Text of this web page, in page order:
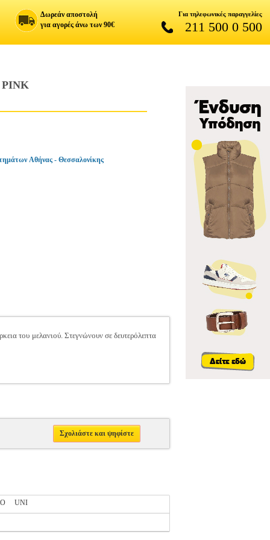
Δωρεάν αποστολή
για αγορές άνω των 90€
Για τηλεφωνικές παραγγελίες
211 500 0 500
Αθήνας - Θεσσαλονίκης
του μελανιού. Στεγνώνουν σε δευτερόλεπτα
Σχολιάστε και ψηφίστε
UNI